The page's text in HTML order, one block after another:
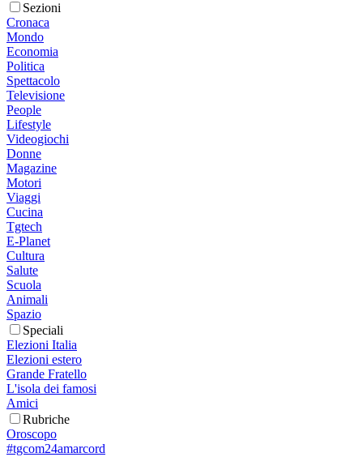
Sezioni
Cronaca
Mondo
Economia
Politica
Spettacolo
Televisione
People
Lifestyle
Videogiochi
Donne
Magazine
Motori
Viaggi
Cucina
Tgtech
E-Planet
Cultura
Salute
Scuola
Animali
Spazio
Speciali
Elezioni Italia
Elezioni estero
Grande Fratello
L'isola dei famosi
Amici
Rubriche
Oroscopo
#tgcom24amarcord